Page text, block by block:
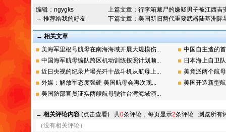
编辑： ngygks
→ 推荐给我的好友
上篇文章： 行李箱藏尸的嫌疑男子被江西吉
下篇文章： 美国新旧两代重要武器陆基洲际
→ 相关文章
美海军里根号航母在南海海域开展大规模伤...
中国自主造的
中国海军航母编队跨区机动训练按照计划顺...
日本海上自卫
近日央视的纪录片曝光歼十战斗机从航母上...
美竟派两个航
外媒：解放军态度强硬 美国航母会再次现...
美国开造新型
美国防部官员证实两艘航母驶往台湾海域演...
→ 相关评论内容 (点击查看) 共0条评论，每页显示2条评论 浏览所有
（没有相关评论）